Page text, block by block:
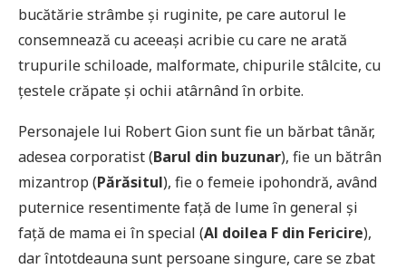
bucătărie strâmbe și ruginite, pe care autorul le
consemnează cu aceeași acribie cu care ne arată
trupurile schiloade, malformate, chipurile stâlcite, cu
țestele crăpate și ochii atârnând în orbite.
Personajele lui Robert Gion sunt fie un bărbat tânăr,
adesea corporatist (Barul din buzunar), fie un bătrân
mizantrop (Părăsitul), fie o femeie ipohondră, având
puternice resentimente față de lume în general și
față de mama ei în special (Al doilea F din Fericire),
dar întotdeauna sunt persoane singure, care se zbat